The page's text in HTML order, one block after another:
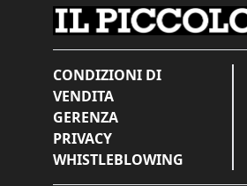
CONDIZIONI DI
VENDITA
GERENZA
PRIVACY
WHISTLEBLOWING